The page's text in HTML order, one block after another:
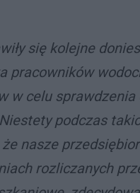
się kolejne
pracowników
w celu
podczas
nasze
rozliczanych